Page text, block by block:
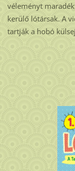
véleményt
kerülő lótársak. A
tartják a hobó